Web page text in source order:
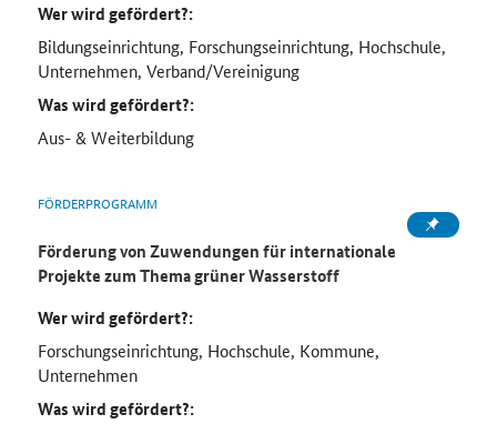
Wer wird gefördert?:
Bildungseinrichtung, Forschungseinrichtung, Hochschule,
Unternehmen, Verband/Vereinigung
Was wird gefördert?:
Aus- & Weiterbildung
FÖRDERPROGRAMM
Förderung von Zuwendungen für internationale
Projekte zum Thema grüner Wasserstoff
Wer wird gefördert?:
Forschungseinrichtung, Hochschule, Kommune,
Unternehmen
Was wird gefördert?: